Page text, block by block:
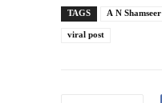
TAGS A N Shamseer
viral post